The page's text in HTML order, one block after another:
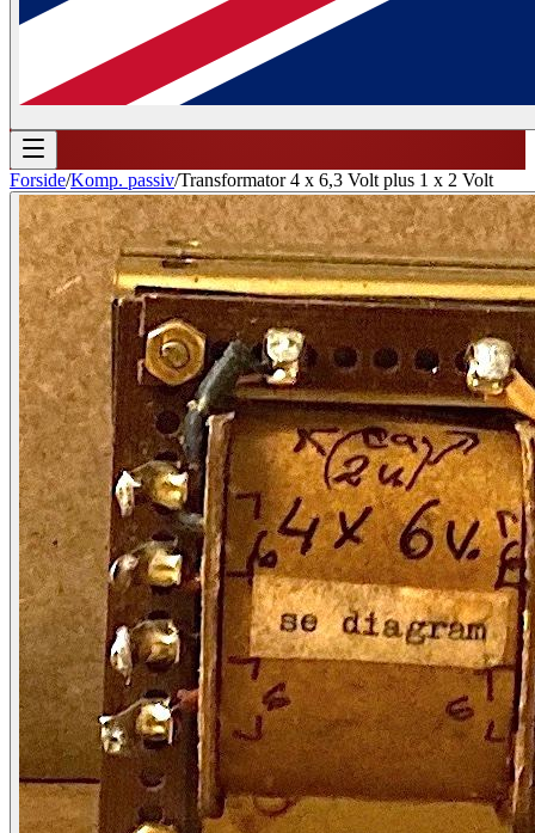
Forside/Komp. passiv/Transformator 4 x 6,3 Volt plus 1 x 2 Volt